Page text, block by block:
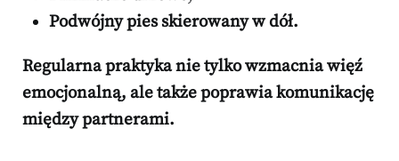
Podwójny pies skierowany w dół.
Regularna praktyka nie tylko wzmacnia więź
emocjonalną, ale także poprawia komunikację
między partnerami.